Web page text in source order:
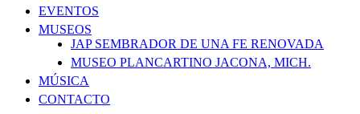
EVENTOS
MUSEOS
JAP SEMBRADOR DE UNA FE RENOVADA
MUSEO PLANCARTINO JACONA, MICH.
MÚSICA
CONTACTO